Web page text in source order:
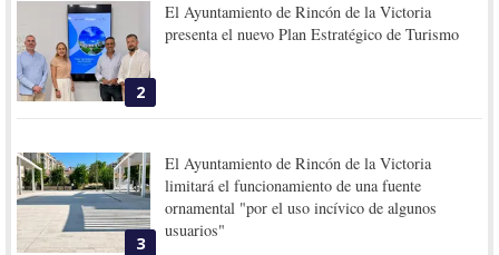
2
El Ayuntamiento de Rincón de la Victoria
presenta el nuevo Plan Estratégico de Turismo
3
El Ayuntamiento de Rincón de la Victoria
limitará el funcionamiento de una fuente
ornamental "por el uso incívico de algunos
usuarios"